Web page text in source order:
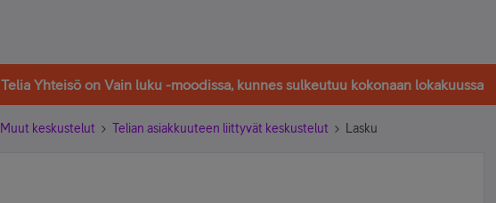
Telia Yhteisö on Vain luku -moodissa, kunnes sulkeutuu kokonaan lokakuussa
Muut keskustelut Telian asiakkuuteen liittyvät keskustelut Lasku